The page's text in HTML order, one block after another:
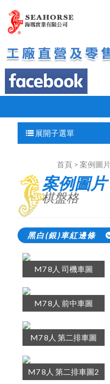
展開子選單
首頁 > 案例圖
案例圖片
棋盤格
黑白(銀)車紅邊條
M7 8人 司機車圖
M7 8人 前中車圖
M7 8人 第二排車圖
M7 8人 第二排車圖2